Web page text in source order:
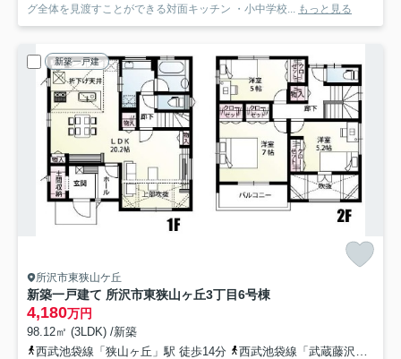
グ全体を見渡すことができる対面キッチン ・小中学校...
もっと見る
新築一戸建
所沢市東狭山ケ丘
新築一戸建て 所沢市東狭山ヶ丘3丁目6号棟
4,180万円
98.12㎡ (3LDK) /新築
西武池袋線「狭山ヶ丘」駅 徒歩14分
西武池袋線「武蔵藤沢」駅 徒歩23分